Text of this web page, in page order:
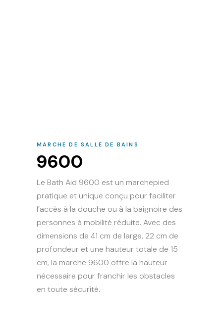
MARCHE DE SALLE DE BAINS
9600
Le Bath Aid 9600 est un marchepied
pratique et unique conçu pour faciliter
l’accès à la douche ou à la baignoire des
personnes à mobilité réduite. Avec des
dimensions de 41 cm de large, 22 cm de
profondeur et une hauteur totale de 15
cm, la marche 9600 offre la hauteur
nécessaire pour franchir les obstacles
en toute sécurité.